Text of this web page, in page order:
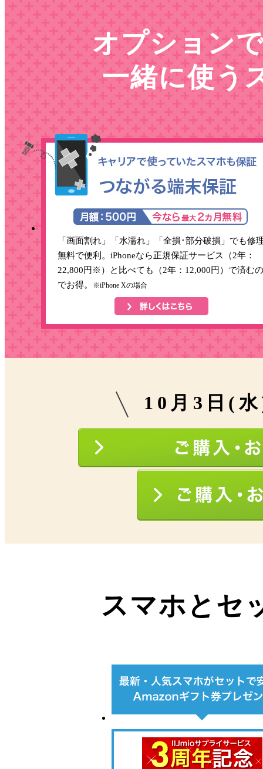
オプション
一緒に使う
「画面割れ」「水濡れ」「全損･部分破損」でも修
無料で便利。iPhoneなら正規保証サービス（2年：
22,800円※）と比べても（2年：12,000円）で済むの
でお得。
※iPhone Xの場合
10月3日(
スマホとセ